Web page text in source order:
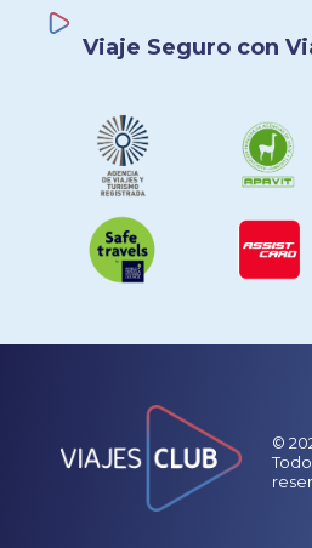
Viaje Seguro con
©